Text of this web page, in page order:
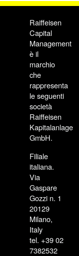
Raiffeisen
Capital
Management
è il
marchio
che
rappresenta
le seguenti
società
Raiffeisen
Kapitalanlage
GmbH.
Filiale
italiana.
Via
Gaspare
Gozzi n. 1
20129
Milano,
Italy
tel. +39 02
7382532